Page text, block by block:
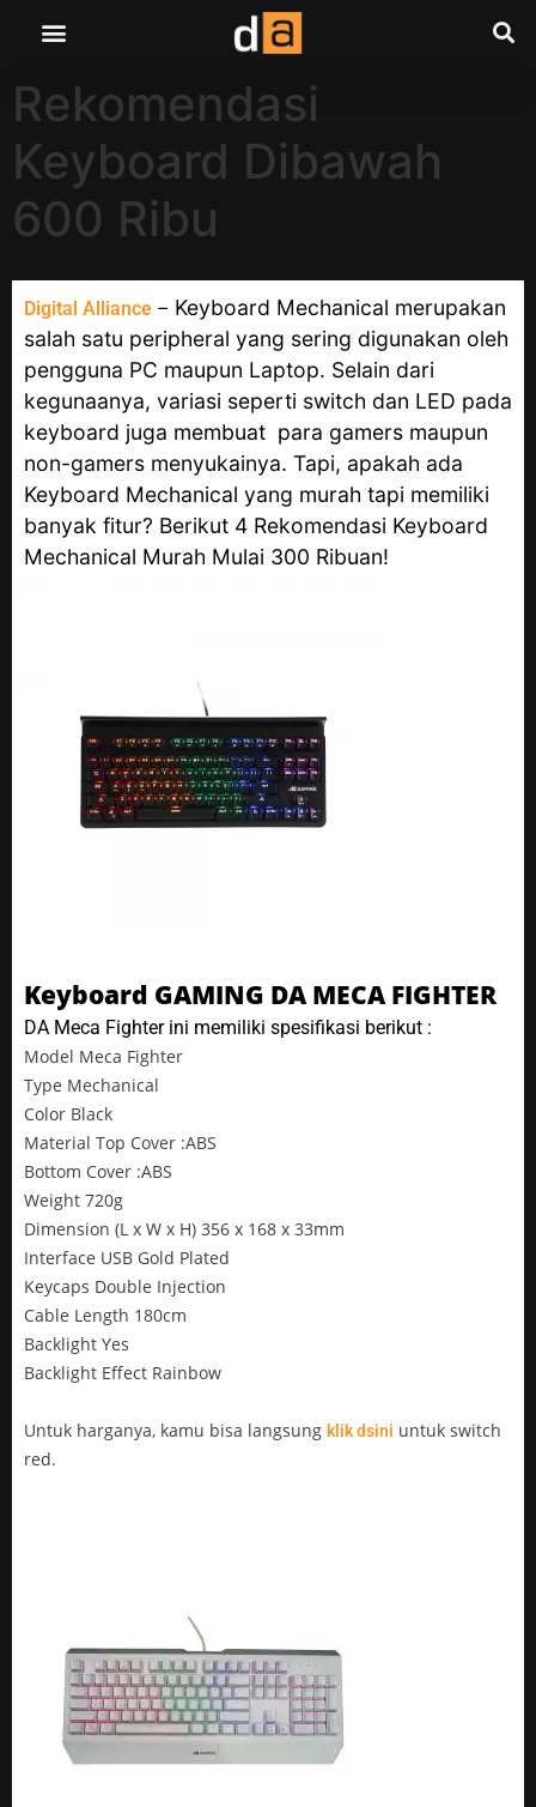
Rekomendasi
Keyboard Dibawah
600 Ribu
Digital Alliance – Keyboard Mechanical merupakan
salah satu peripheral yang sering digunakan oleh
pengguna PC maupun Laptop. Selain dari
kegunaanya, variasi seperti switch dan LED pada
keyboard juga membuat para gamers maupun
non-gamers menyukainya. Tapi, apakah ada
Keyboard Mechanical yang murah tapi memiliki
banyak fitur? Berikut 4 Rekomendasi Keyboard
Mechanical Murah Mulai 300 Ribuan!
Keyboard GAMING DA MECA FIGHTER
DA Meca Fighter ini memiliki spesifikasi berikut :
Model Meca Fighter
Type Mechanical
Color Black
Material Top Cover :ABS
Bottom Cover :ABS
Weight 720g
Dimension (L x W x H) 356 x 168 x 33mm
Interface USB Gold Plated
Keycaps Double Injection
Cable Length 180cm
Backlight Yes
Backlight Effect Rainbow
Untuk harganya, kamu bisa langsung klik dsini untuk switch
red.